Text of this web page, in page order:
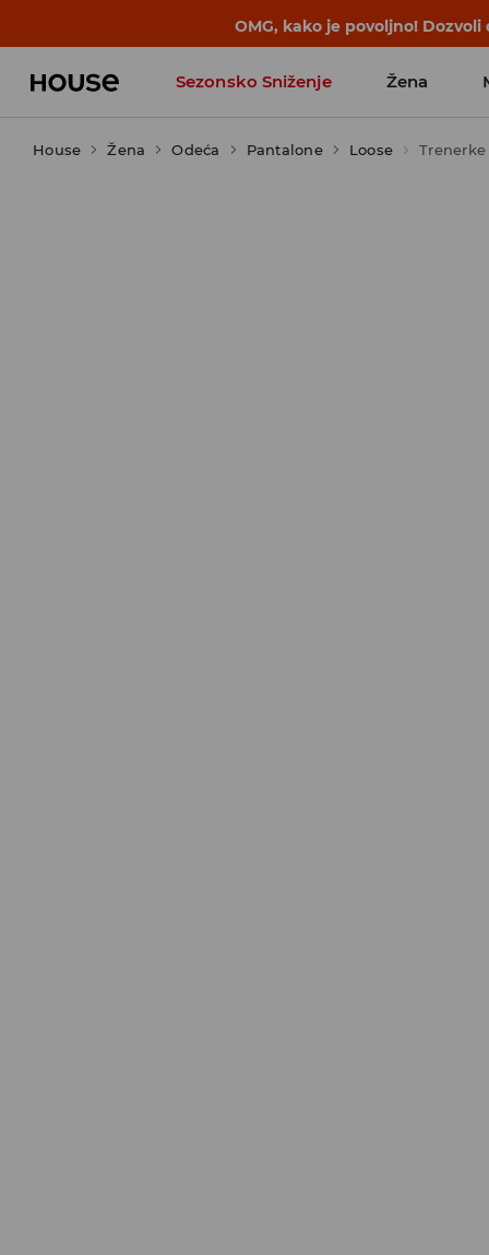
OMG, kako je povoljno!
Sezonsko Sniženje Žena
House Žena Odeća Pantalone Loose Trenerke